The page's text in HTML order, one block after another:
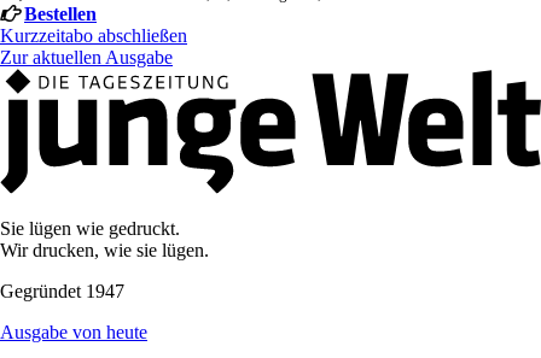
Bestellen
Kurzzeitabo abschließen
Zur aktuellen Ausgabe
Sie lügen wie gedruckt.
Wir drucken, wie sie lügen.
Gegründet 1947
Ausgabe von heute